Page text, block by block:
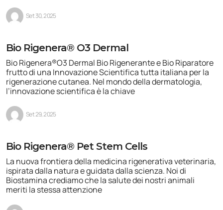
Set 30, 2025
Bio Rigenera® O3 Dermal
Bio Rigenera®O3 Dermal Bio Rigenerante e Bio Riparatore
frutto di una Innovazione Scientifica tutta italiana per la
rigenerazione cutanea. Nel mondo della dermatologia,
l’innovazione scientifica è la chiave
Set 29, 2025
Bio Rigenera® Pet Stem Cells
La nuova frontiera della medicina rigenerativa veterinaria,
ispirata dalla natura e guidata dalla scienza. Noi di
Biostamina crediamo che la salute dei nostri animali
meriti la stessa attenzione